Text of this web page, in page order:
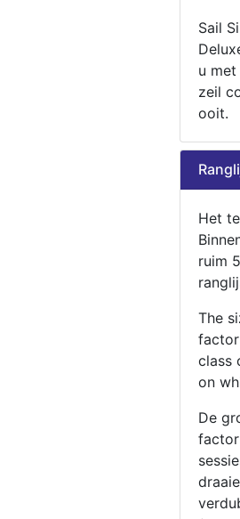
Sail
u
zeil
ooit.
Het
ruim
The
factor
class
on
De